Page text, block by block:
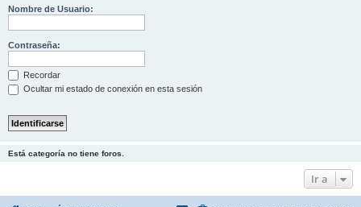
Nombre de Usuario:
Contraseña:
Recordar
Ocultar mi estado de conexión en esta sesión
Está categoría no tiene foros.
Ir a